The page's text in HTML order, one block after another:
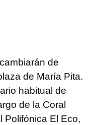
de
de María Pita.
habitual de
de la Coral
Polifónica El Eco,